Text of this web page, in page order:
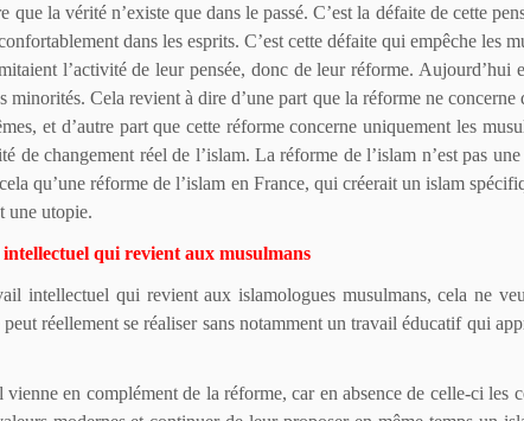
que la vérité n’existe que dans le passé. C’est la défaite de cette
dans les esprits. C’est cette défaite qui empêche les
l’activité de leur pensée, donc de leur réforme.
Cela revient à dire d’une part que la réforme ne
et d’autre part que cette réforme concerne uniquement les
de changement réel de l’islam. La réforme de l’islam n’est pas
qu’une réforme de l’islam en France, qui créerait un islam
une utopie.
qui revient aux musulmans
intellectuel qui revient aux islamologues musulmans, cela ne
réellement se réaliser sans notamment un travail éducatif qui
en complément de la réforme, car en absence de celle-ci les